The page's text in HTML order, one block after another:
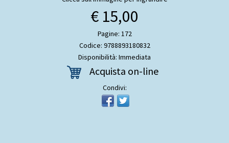
€ 15,00
Pagine: 172
Codice: 9788893180832
Disponibilità: Immediata
Acquista on-line
Condivi: